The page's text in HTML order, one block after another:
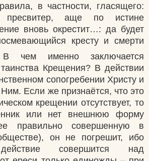
в частности, гласящего:
пресвитер, аще по истине
вновь окрестит…: да будет
кресту и смерти
чем именно заключается
Крещения? В действии
сопогребении Христу и
Если же признаётся, что это
крещении отсутствует, то
или нет внешнюю форму
правильно совершенную в
он не погрешит, ибо
совершится над